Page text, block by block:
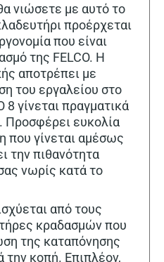
νιώσετε με αυτό το
προέρχεται
που είναι
της FELCO. Η
αποτρέπει με
του εργαλείου στο
8 γίνεται πραγματικά
Προσφέρει ευκολία
που γίνεται αμέσως
την πιθανότητα
νωρίς κατά το
από τους
κραδασμών που
της καταπόνησης
κοπή. Επιπλέον,